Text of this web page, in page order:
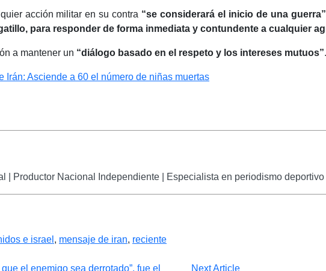
acción militar en su contra “se considerará el inicio de una guerra”
para responder de forma inmediata y contundente a cualquier
a mantener un “diálogo basado en el respeto y los intereses mutuos”.
Irán: Asciende a 60 el número de niñas muertas
| Productor Nacional Independiente | Especialista en periodismo
e israel , mensaje de iran, reciente
Next Article